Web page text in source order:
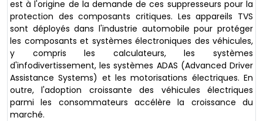
est à l'origine de la demande de ces suppresseurs pour la
protection des composants critiques. Les appareils TVS
sont déployés dans l'industrie automobile pour protéger
les composants et systèmes électroniques des véhicules,
y compris les calculateurs, les systèmes
d'infodivertissement, les systèmes ADAS (Advanced Driver
Assistance Systems) et les motorisations électriques. En
outre, l'adoption croissante des véhicules électriques
parmi les consommateurs accélère la croissance du
marché.